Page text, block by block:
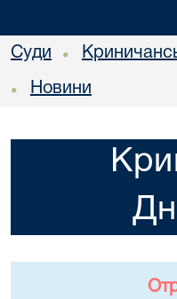
Суди •
• Новини